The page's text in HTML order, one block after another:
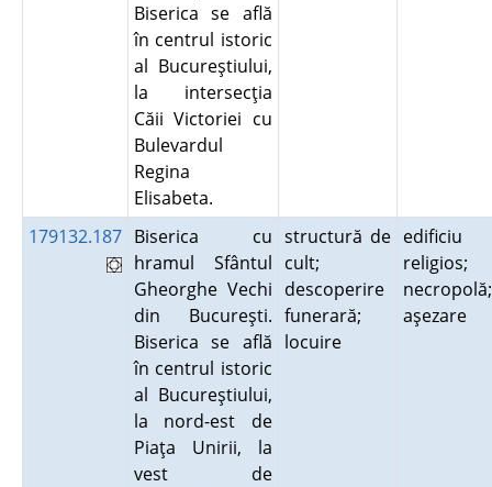
Biserica se află
în centrul istoric
al Bucureştiului,
la intersecţia
Căii Victoriei cu
Bulevardul
Regina
Elisabeta.
179132.187 Biserica cu
hramul Sfântul
Gheorghe Vechi
din Bucureşti.
Biserica se află
în centrul istoric
al Bucureştiului,
la nord-est de
Piaţa Unirii, la
vest de
structură de
cult;
descoperire
funerară;
locuire
edificiu
religios;
necropolă;
aşezare